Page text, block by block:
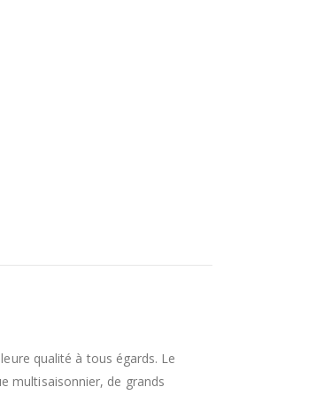
qualité à tous égards. Le
multisaisonnier, de grands